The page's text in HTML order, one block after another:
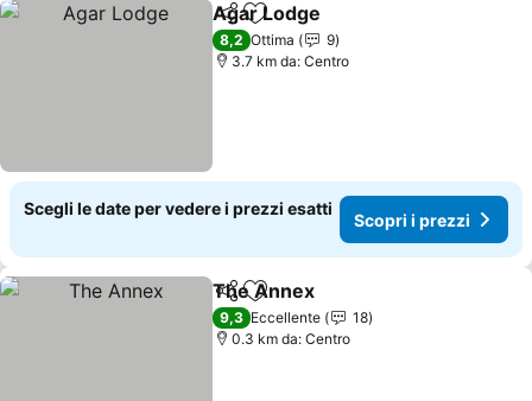
CondividiAggiungi ai preferiti
Agar Lodge
8,2 Ottima
9
3.7 km da: Centro
Scegli le date per vedere i prezzi esatti
Scopri i prezzi
CondividiAggiungi ai preferiti
The Annex
9,3 Eccellente
18
0.3 km da: Centro